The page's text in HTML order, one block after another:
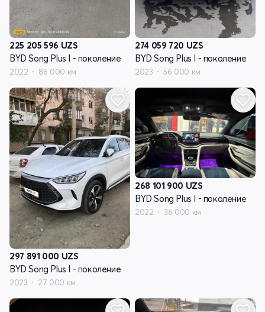
225 205 596 UZS
BYD Song Plus I - поколение
2022 86 000 км
274 059 720 UZS
BYD Song Plus I - поколение
2023 56 000 км
297 891 000 UZS
BYD Song Plus I - поколение
2023 27 000 км
268 101 900 UZS
BYD Song Plus I - поколение
2022 36 000 км